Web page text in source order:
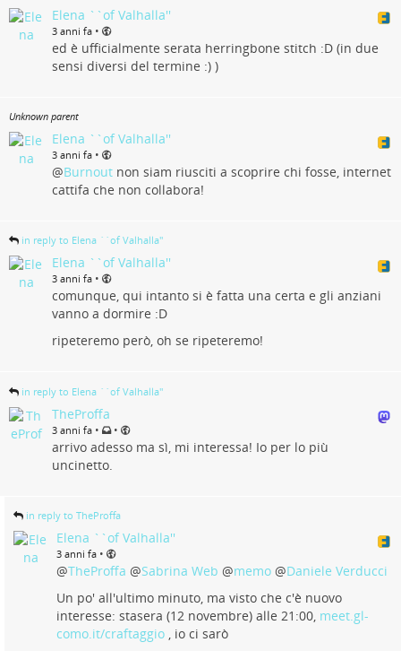
Elena ``of Valhalla''
3 anni fa •
ed è ufficialmente serata herringbone stitch :D (in due
sensi diversi del termine :) )
Unknown parent
Elena ``of Valhalla''
3 anni fa •
@Burnout non siam riusciti a scoprire chi fosse, internet
cattifa che non collabora!
in reply to Elena ``of Valhalla''
Elena ``of Valhalla''
3 anni fa •
comunque, qui intanto si è fatta una certa e gli anziani
vanno a dormire :D
ripeteremo però, oh se ripeteremo!
in reply to Elena ``of Valhalla''
TheProffa
3 anni fa • •
arrivo adesso ma sì, mi interessa! Io per lo più
uncinetto.
in reply to TheProffa
Elena ``of Valhalla''
3 anni fa •
@TheProffa @Sabrina Web @memo @Daniele Verducci
Un po' all'ultimo minuto, ma visto che c'è nuovo
interesse: stasera (12 novembre) alle 21:00, meet.gl-
como.it/craftaggio , io ci sarò